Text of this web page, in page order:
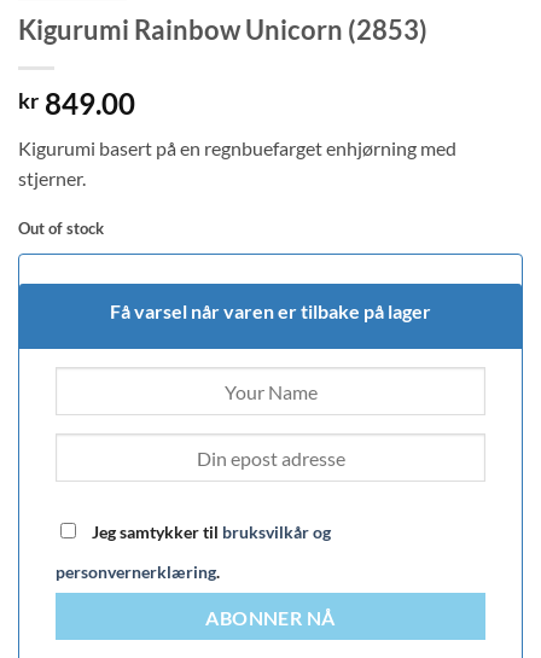
Kigurumi Rainbow Unicorn (2853)
kr 849.00
Kigurumi basert på en regnbuefarget enhjørning med
stjerner.
Out of stock
Få varsel når varen er tilbake på lager
Jeg samtykker til bruksvilkår og
personvernerklæring.
ABONNER NÅ